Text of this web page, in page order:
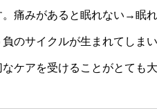
痛みがあると眠れない→眠
サイクルが生まれてしま
ケアを受けることがとても大